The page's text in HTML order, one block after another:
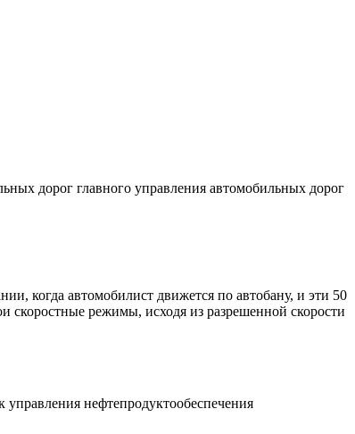
дорог главного управления автомобильных дорог
когда автомобилист движется по автобану, и эти 50
скоростные режимы, исходя из разрешенной скорости
нефтепродуктообеспечения